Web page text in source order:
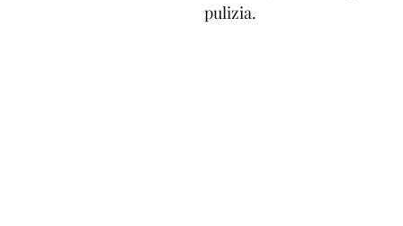
pulizia.